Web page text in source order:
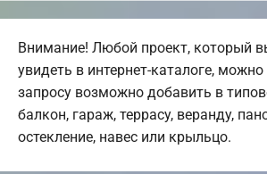
Внимание! Любой проект, который
увидеть в интернет-каталоге,
запросу возможно добавить в
балкон, гараж, террасу, веранду,
остекление, навес или крыльцо.